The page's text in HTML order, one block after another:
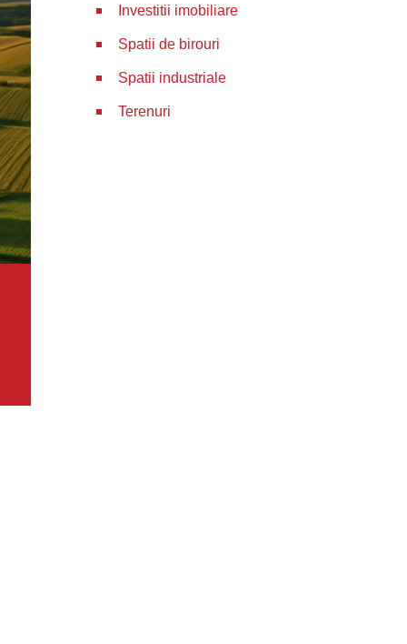
Investitii imobiliare
Spatii de birouri
Spatii industriale
Terenuri